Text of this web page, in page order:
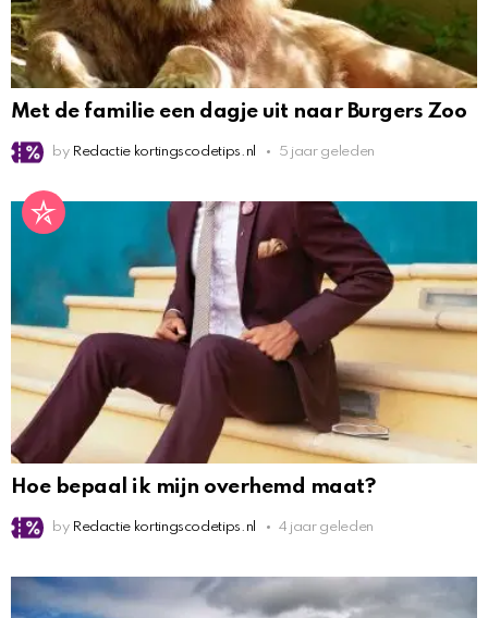
Met de familie een dagje uit naar Burgers Zoo
by Redactie kortingscodetips.nl 5 jaar geleden
Hoe bepaal ik mijn overhemd maat?
by Redactie kortingscodetips.nl 4 jaar geleden